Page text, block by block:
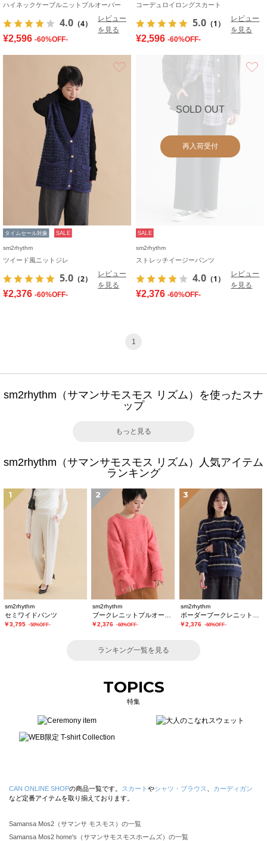
ハイネックケーブルニットプルオーバー
4.0 （4）
レビュー
を見る
¥2,596 -60%OFF-
コーデュロイロングスカート
5.0 （1）
レビュー
を見る
¥2,596 -60%OFF-
お気に入り
タイムセール対象 SALE
sm2rhythm
ツイード風ニットジレ
5.0 （2）
レビュー
を見る
¥2,376 -60%OFF-
SOLD OUT
再入荷受付
SALE
sm2rhythm
ストレッチイージーパンツ
4.0 （1）
レビュー
を見る
¥2,376 -60%OFF-
1
sm2rhythm（サマンサモスモス リズム）を使ったスナ
ップ
もっと見る
sm2rhythm（サマンサモスモス リズム）人気アイテム
ランキング
1
sm2rhythm
セミワイドパンツ
￥3,795 -50%OFF-
2
sm2rhythm
￥2,376 -60%OFF-
3
sm2rhythm
￥2,376 -60%OFF-
ランキング一覧を見る
TOPICS
特集
CAN ONLINE SHOPの商品一覧です。 スカート やシャツ・ブラウス
カーディガン
など定番アイテムを取り揃えております。
Samansa Mos2（サマンサ モスモス）の一覧
Samansa Mos2 home's（サマンサモスモスホームズ）の一覧